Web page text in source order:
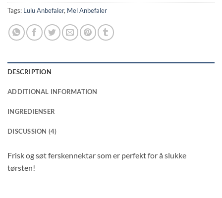
Tags: Lulu Anbefaler, Mel Anbefaler
DESCRIPTION
ADDITIONAL INFORMATION
INGREDIENSER
DISCUSSION (4)
Frisk og søt ferskennektar som er perfekt for å slukke
tørsten!